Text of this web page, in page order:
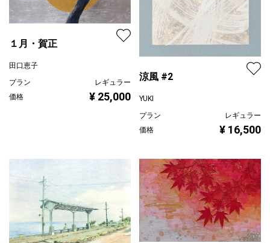
１月・賀正
田口恵子
プラン
レギュラー
価格
¥ 25,000
涼風 #2
YUKI
プラン
レギュラー
価格
¥ 16,500